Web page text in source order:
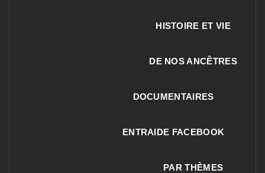
HISTOIRE ET VIE
DE NOS ANCÊTRES
DOCUMENTAIRES
ENTRAIDE FACEBOOK
PAR THÈMES